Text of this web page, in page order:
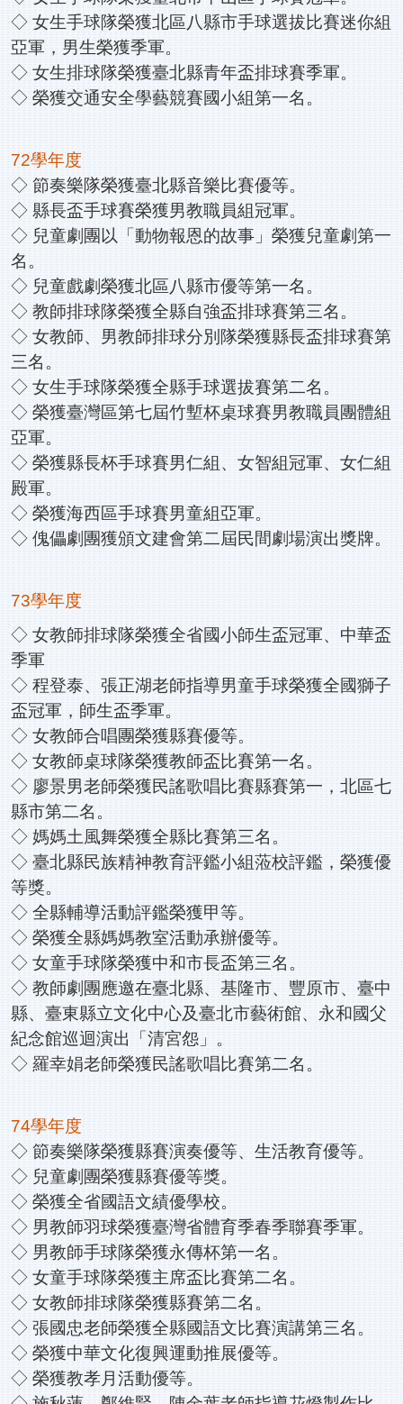
◇ 女生手球隊榮獲北區八縣市手球選拔比賽迷你組
亞軍，男生榮獲季軍。
◇ 女生排球隊榮獲臺北縣青年盃排球賽季軍。
◇ 榮獲交通安全學藝競賽國小組第一名。
72學年度
◇ 節奏樂隊榮獲臺北縣音樂比賽優等。
◇ 縣長盃手球賽榮獲男教職員組冠軍。
◇ 兒童劇團以「動物報恩的故事」榮獲兒童劇第一
名。
◇ 兒童戲劇榮獲北區八縣市優等第一名。
◇ 教師排球隊榮獲全縣自強盃排球賽第三名。
◇ 女教師、男教師排球分別隊榮獲縣長盃排球賽第
三名。
◇ 女生手球隊榮獲全縣手球選拔賽第二名。
◇ 榮獲臺灣區第七屆竹塹杯桌球賽男教職員團體組
亞軍。
◇ 榮獲縣長杯手球賽男仁組、女智組冠軍、女仁組
殿軍。
◇ 榮獲海西區手球賽男童組亞軍。
◇ 傀儡劇團獲頒文建會第二屆民間劇場演出獎牌。
73學年度
◇ 女教師排球隊榮獲全省國小師生盃冠軍、中華盃
季軍
◇ 程登泰、張正湖老師指導男童手球榮獲全國獅子
盃冠軍，師生盃季軍。
◇ 女教師合唱團榮獲縣賽優等。
◇ 女教師桌球隊榮獲教師盃比賽第一名。
◇ 廖景男老師榮獲民謠歌唱比賽縣賽第一，北區七
縣市第二名。
◇ 媽媽土風舞榮獲全縣比賽第三名。
◇ 臺北縣民族精神教育評鑑小組蒞校評鑑，榮獲優
等獎。
◇ 全縣輔導活動評鑑榮獲甲等。
◇ 榮獲全縣媽媽教室活動承辦優等。
◇ 女童手球隊榮獲中和市長盃第三名。
◇ 教師劇團應邀在臺北縣、基隆市、豐原市、臺中
縣、臺東縣立文化中心及臺北市藝術館、永和國父
紀念館巡迴演出「清宮怨」。
◇ 羅幸娟老師榮獲民謠歌唱比賽第二名。
74學年度
◇ 節奏樂隊榮獲縣賽演奏優等、生活教育優等。
◇ 兒童劇團榮獲縣賽優等獎。
◇ 榮獲全省國語文績優學校。
◇ 男教師羽球榮獲臺灣省體育季春季聯賽季軍。
◇ 男教師手球隊榮獲永傳杯第一名。
◇ 女童手球隊榮獲主席盃比賽第二名。
◇ 女教師排球隊榮獲縣賽第二名。
◇ 張國忠老師榮獲全縣國語文比賽演講第三名。
◇ 榮獲中華文化復興運動推展優等。
◇ 榮獲教孝月活動優等。